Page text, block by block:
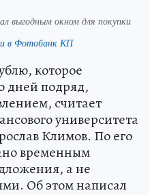
выгодным окном для покупки
в Фотобанк КП
которое
дней подряд,
считает
университета
Климов. По его
временным
а не
Об этом написал